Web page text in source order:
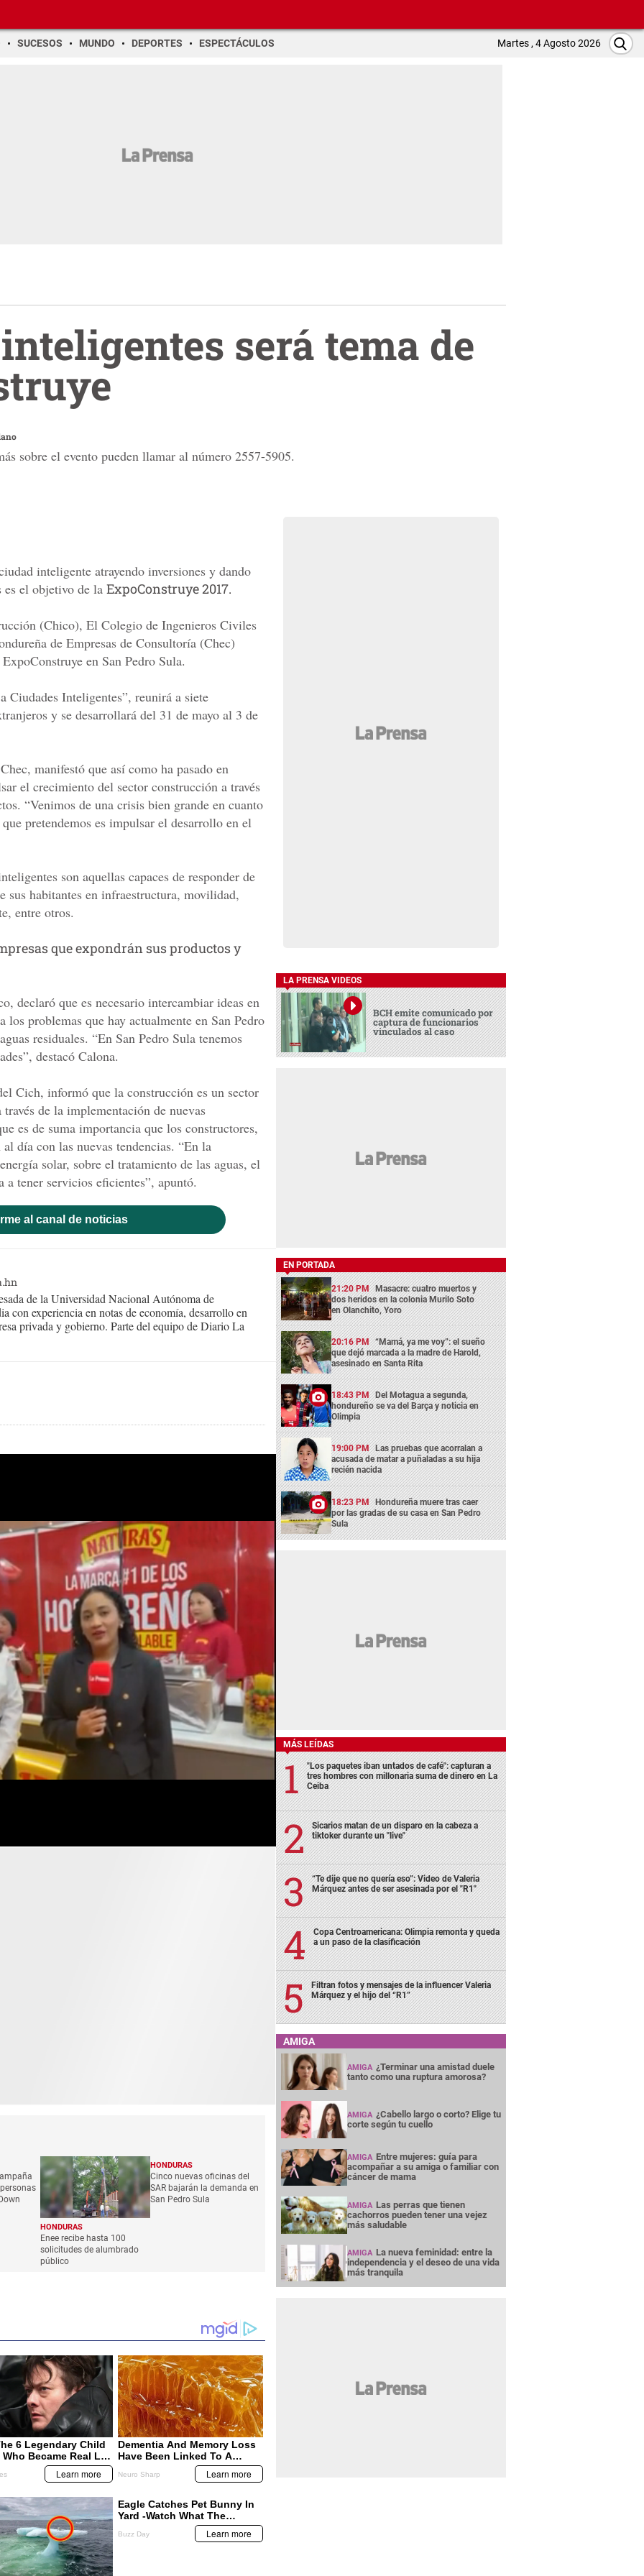
SUCESOS MUNDO DEPORTES ESPECTÁCULOS Martes , 4 Agosto 2026
será tema de
sobre el evento pueden llamar al número 2557-5905.
inteligente atrayendo inversiones y dando
es el objetivo de la ExpoConstruye 2017.
(Chico), El Colegio de Ingenieros Civiles
de Empresas de Consultoría (Chec)
en San Pedro Sula.
Ciudades Inteligentes”, reunirá a siete
y se desarrollará del 31 de mayo al 3 de
manifestó que así como ha pasado en
el crecimiento del sector construcción a través
“Venimos de una crisis bien grande en cuanto
pretendemos es impulsar el desarrollo en el
son aquellas capaces de responder de
sus habitantes en infraestructura, movilidad,
entre otros.
que expondrán sus productos y
declaró que es necesario intercambiar ideas en
los problemas que hay actualmente en San Pedro
residuales. “En San Pedro Sula tenemos
destacó Calona.
Cich, informó que la construcción es un sector
de la implementación de nuevas
es de suma importancia que los constructores,
día con las nuevas tendencias. “En la
solar, sobre el tratamiento de las aguas, el
tener servicios eficientes”, apuntó.
al canal de noticias
de la Universidad Nacional Autónoma de
con experiencia en notas de economía, desarrollo en
privada y gobierno. Parte del equipo de Diario La
HONDURAS
Enee recibe hasta 100
solicitudes de alumbrado
público
HONDURAS
Cinco nuevas oficinas del
SAR bajarán la demanda en
San Pedro Sula
LA PRENSA VIDEOS
BCH emite comunicado por
captura de funcionarios
vinculados al caso
EN PORTADA
21:20 PM Masacre: cuatro muertos y
dos heridos en la colonia Murilo Soto
en Olanchito, Yoro
20:16 PM “Mamá, ya me voy”: el sueño
que dejó marcada a la madre de Harold,
asesinado en Santa Rita
18:43 PM Del Motagua a segunda,
hondureño se va del Barça y noticia en
Olimpia
19:00 PM Las pruebas que acorralan a
acusada de matar a puñaladas a su hija
recién nacida
18:23 PM Hondureña muere tras caer
por las gradas de su casa en San Pedro
Sula
MÁS LEÍDAS
"Los paquetes iban untados de café": capturan a
tres hombres con millonaria suma de dinero en La
Ceiba
Sicarios matan de un disparo en la cabeza a
tiktoker durante un "live"
“Te dije que no quería eso”: Video de Valeria
Márquez antes de ser asesinada por el "R1"
Copa Centroamericana: Olimpia remonta y queda
a un paso de la clasificación
Filtran fotos y mensajes de la influencer Valeria
Márquez y el hijo del “R1”
AMIGA
AMIGA ¿Terminar una amistad duele
tanto como una ruptura amorosa?
AMIGA ¿Cabello largo o corto? Elige tu
corte según tu cuello
AMIGA Entre mujeres: guía para
acompañar a su amiga o familiar con
cáncer de mama
AMIGA Las perras que tienen
cachorros pueden tener una vejez
más saludable
AMIGA La nueva feminidad: entre la
independencia y el deseo de una vida
más tranquila